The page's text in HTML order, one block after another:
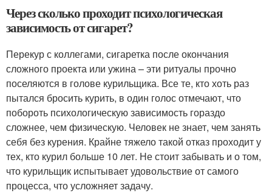
Через сколько проходит психологическая
зависимость от сигарет?
Перекур с коллегами, сигаретка после окончания
сложного проекта или ужина – эти ритуалы прочно
поселяются в голове курильщика. Все те, кто хоть раз
пытался бросить курить, в один голос отмечают, что
побороть психологическую зависимость гораздо
сложнее, чем физическую. Человек не знает, чем занять
себя без курения. Крайне тяжело такой отказ проходит у
тех, кто курил больше 10 лет. Не стоит забывать и о том,
что курильщик испытывает удовольствие от самого
процесса, что усложняет задачу.